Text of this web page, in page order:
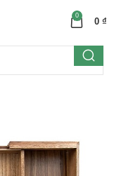
0
0 ₫